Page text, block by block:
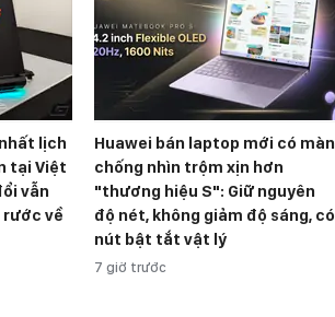
lịch
tại Việt
vẫn
về
Huawei bán laptop mới có màn
chống nhìn trộm xịn hơn
"thương hiệu S": Giữ nguyên
độ nét, không giảm độ sáng, có
nút bật tắt vật lý
7 giờ trước